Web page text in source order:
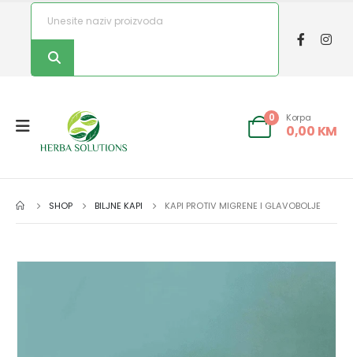
0 Korpa
0,00 KM
SHOP BILJNE KAPI KAPI PROTIV MIGRENE I GLAVOBOLJE